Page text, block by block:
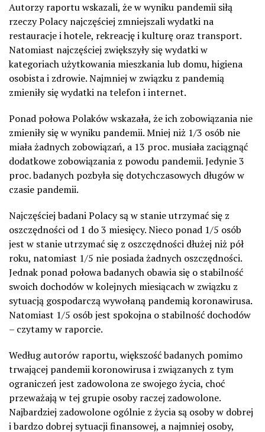
Autorzy raportu wskazali, że w wyniku pandemii siłą
rzeczy Polacy najczęściej zmniejszali wydatki na
restauracje i hotele, rekreację i kulturę oraz transport.
Natomiast najczęściej zwiększyły się wydatki w
kategoriach użytkowania mieszkania lub domu, higiena
osobista i zdrowie. Najmniej w związku z pandemią
zmieniły się wydatki na telefon i internet.
Ponad połowa Polaków wskazała, że ich zobowiązania nie
zmieniły się w wyniku pandemii. Mniej niż 1/3 osób nie
miała żadnych zobowiązań, a 13 proc. musiała zaciągnąć
dodatkowe zobowiązania z powodu pandemii. Jedynie 3
proc. badanych pozbyła się dotychczasowych długów w
czasie pandemii.
Najczęściej badani Polacy są w stanie utrzymać się z
oszczędności od 1 do 3 miesięcy. Nieco ponad 1/5 osób
jest w stanie utrzymać się z oszczędności dłużej niż pół
roku, natomiast 1/5 nie posiada żadnych oszczędności.
Jednak ponad połowa badanych obawia się o stabilność
swoich dochodów w kolejnych miesiącach w związku z
sytuacją gospodarczą wywołaną pandemią koronawirusa.
Natomiast 1/5 osób jest spokojna o stabilność dochodów
– czytamy w raporcie.
Według autorów raportu, większość badanych pomimo
trwającej pandemii koronowirusa i związanych z tym
ograniczeń jest zadowolona ze swojego życia, choć
przeważają w tej grupie osoby raczej zadowolone.
Najbardziej zadowolone ogólnie z życia są osoby w dobrej
i bardzo dobrej sytuacji finansowej, a najmniej osoby,